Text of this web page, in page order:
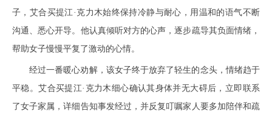
子，艾合买提江·克力木始终保持冷静与耐心，用温和的语气不断
沟通、悉心开导。他认真倾听对方的心声，逐步疏导其负面情绪，
帮助女子慢慢平复了激动的心情。
经过一番暖心劝解，该女子终于放弃了轻生的念头，情绪趋于
平稳。艾合买提江·克力木细心确认其身体并无大碍后，立即联系
了女子家属，详细告知事发经过，并反复叮嘱家人要多加陪伴和疏